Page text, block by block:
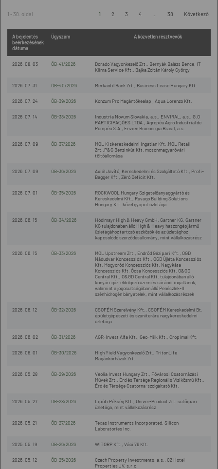
1 - 38. oldal 1 2 3 4 38 Következő
A bejelentés
beérkezésének
dátuma
Ügyszám A közvetlen résztvevők
2026. 08. 03 ÖB-41/2026
Dorado Vagyonkezelő Zrt., Bernyák Balázs Bence, IT
Klima Service Kft., Bajka Zoltán Károly György
2026. 07. 31 ÖB-40/2026 Merkantil Bank Zrt., Business Lease Hungary Kft.
2026. 07. 24 ÖB-39/2026 Konzum Pro Magántőkealap , Aqua Lorenzo Kft.
2026. 07. 14 ÖB-38/2026
Industria Novum Slovakia, a.s., ENVIRAL, a.s., G.O
PARTICIPAÇÕES LTDA., Agropéu Agro Industrial de
Pompéu S.A., Envien Bioenergia Brasil, a.s.
2026. 07. 09 ÖB-37/2026
MOL Kiskereskedelmi Ingatlan Kft.,MOL Retail
Zrt.,P&G Benzinkút Kft. mosonmagyaróvári
töltőállomása
2026. 07. 09 ÖB-36/2026
Axiál Javító, Kereskedelmi és Szolgáltató Kft., Profi-
Bagger Kft., Zéró Deficit Kft.
2026. 07. 01 ÖB-35/2026
ROCKWOOL Hungary Szigetelőanyaggyártó és
Kereskedelmi Kft., Ravago Building Solutions
Hungary Kft. kőzetgyapot üzletága
2026. 06. 15 ÖB-34/2026
Hödlmayr High & Heavy GmbH, Gartner KG, Gartner
KG tulajdonában álló High & Heavy haszongépjármű
üzletágához tartozó eszközök és az üzletághoz
kapcsolódó szerződésállomány, mint vállalkozásrész
2026. 06. 15 ÖB-33/2026
MOL Upstream Zrt., Endrőd Gázipari Kft., OGD
Nádudvar Koncessziós Kft., OGD Újléta Koncessziós
Kft. Mogyoród Koncessziós Kft. Nagykáta
Koncessziós Kft. Ócsa Koncessziós Kft. O&GD
Central Kft., O&GD Central Kft. tulajdonában álló
konyári gázfeldolgozó üzem és sárándi ingatlanok,
valamint a jogosultságában álló Penészlek-II
szénhidrogén bányatelek, mint vállalkozásrészek
2026. 06. 12 ÖB-32/2026
CSOFÉM Szerelvény Kft., CSOFÉM Kereskedelmi Bt.
épületgépészeti és szaniteráru nagykereskedelmi
üzletága
2026. 06. 02 ÖB-31/2026 AGR-Invest Alfa Kft., Geo-Milk Kft., Cropimal Kft.
2026. 06. 01 ÖB-30/2026
High Yield Vagyonkezelő Zrt., TritonLife
Magánkórházak Zrt.
2026. 05. 28 ÖB-29/2026
Veolia Invest Hungary Zrt., Fővárosi Csatornázási
Művek Zrt., Érd és Térsége Regionális Víziközmű Kft.,
Érd és Térsége Csatorna-szolgáltató Kft.
2026. 05. 27 ÖB-28/2026
Lipóti Pékség Kft., Univer-Product Zrt. sütőipari
üzletága, mint vállalkozásrész
2026. 05. 21 ÖB-27/2026
Texas Instruments Incorporated, Silicon
Laboratories Inc.
2025. 05. 19 ÖB-26/2026 WITORP Kft., Váci 76 Kft.
2026. 05. 12 ÖB-25/2026
Czech Property Investments, a.s., CZ Hotel
Properties JV, s.r.o.